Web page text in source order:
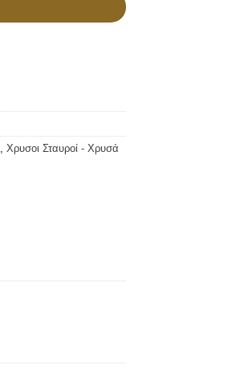
, Χρυσοι Σταυροί - Χρυσά